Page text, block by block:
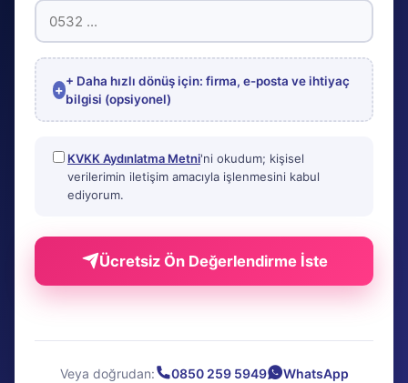
+ Daha hızlı dönüş için: firma, e-posta ve ihtiyaç
bilgisi (opsiyonel)
KVKK Aydınlatma Metni'ni okudum; kişisel
verilerimin iletişim amacıyla işlenmesini kabul
ediyorum.
Ücretsiz Ön Değerlendirme İste
Veya doğrudan: 0850 259 5949 WhatsApp